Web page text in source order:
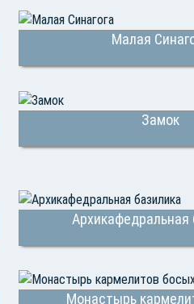
Малая
Замок
Архикафедральная
Монастырь